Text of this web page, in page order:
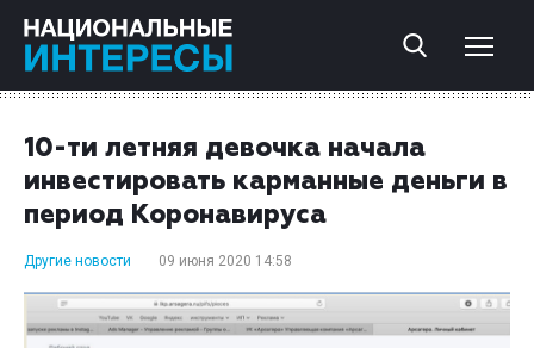
10-ти летняя девочка начала
инвестировать карманные деньги в
период Коронавируса
Другие новости 09 июня 2020 14:58